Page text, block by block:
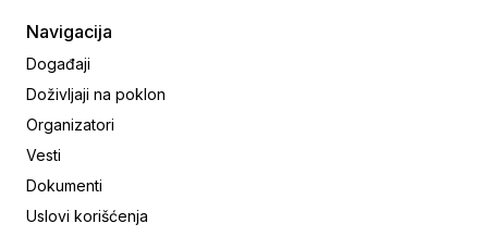
Navigacija
Događaji
Doživljaji na poklon
Organizatori
Vesti
Dokumenti
Uslovi korišćenja